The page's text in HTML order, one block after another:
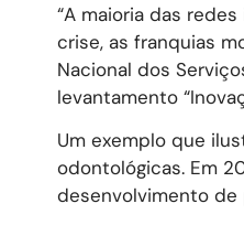
“A maioria das
crise, as franquias
Nacional dos
levantamento
Um exemplo que
odontológicas. Em
desenvolvimento de